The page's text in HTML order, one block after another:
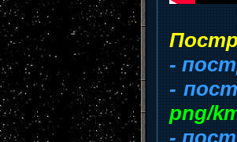
-
-
png/
-